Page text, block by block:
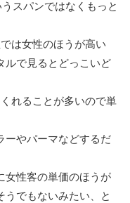
スパンではなくもっと
は女性のほうが高い
ルで見るとどっこいど
れることが多いので単
ーやパーマなどするだ
女性客の単価のほうが
でもないみたい、と